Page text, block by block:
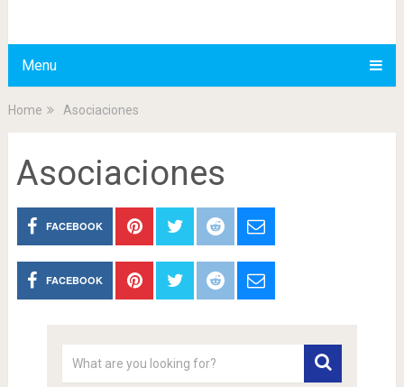
Menu
Home Asociaciones
Asociaciones
FACEBOOK
FACEBOOK